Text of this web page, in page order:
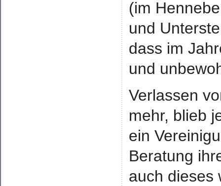
(im
und
dass im
und
Verlassen
mehr, blieb
ein
Beratung
auch dieses